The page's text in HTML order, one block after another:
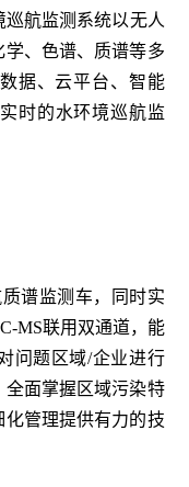
航监测系统以无人
、色谱、质谱等多
据、云平台、智能
时的水环境巡航监
谱监测车，同时实
MS联用双通道，能
问题区域/企业进行
面掌握区域污染特
管理提供有力的技